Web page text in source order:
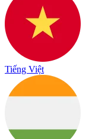
Tiếng Việt